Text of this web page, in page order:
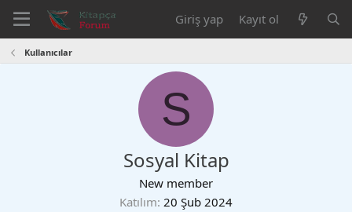
Giriş yap Kayıt ol
Kullanıcılar
S
Sosyal Kitap
New member
Katılım 20 Şub 2024